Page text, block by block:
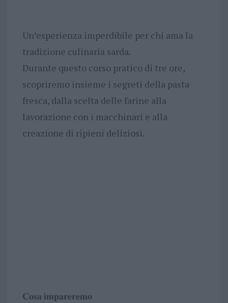
Un’esperienza imperdibile per chi ama la
tradizione culinaria sarda.
Durante questo corso pratico di tre ore,
scopriremo insieme i segreti della pasta
fresca, dalla scelta delle farine alla
lavorazione con i macchinari e alla
creazione di ripieni deliziosi.
𝐂𝐨𝐬𝐚 𝐢𝐦𝐩𝐚𝐫𝐞𝐫𝐞𝐦𝐨